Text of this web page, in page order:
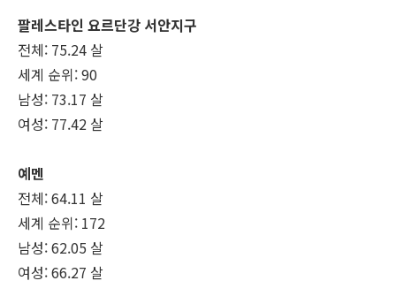
팔레스타인 요르단강 서안지구
전체: 75.24 살
세계 순위: 90
남성: 73.17 살
여성: 77.42 살
예멘
전체: 64.11 살
세계 순위: 172
남성: 62.05 살
여성: 66.27 살